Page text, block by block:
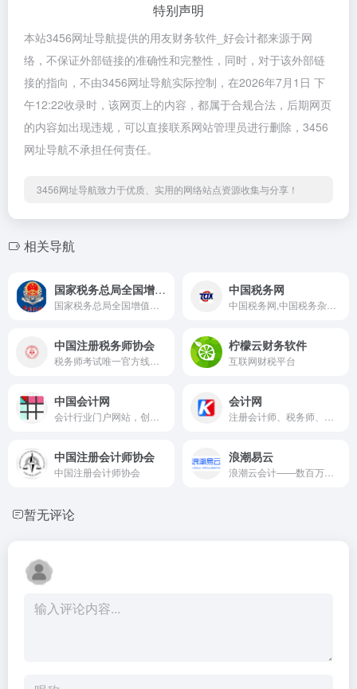
特别声明
本站3456网址导航提供的用友财务软件_好会计都来源于网
络，不保证外部链接的准确性和完整性，同时，对于该外部链
接的指向，不由3456网址导航实际控制，在2026年7月1日 下
午12:22收录时，该网页上的内容，都属于合规合法，后期网页
的内容如出现违规，可以直接联系网站管理员进行删除，3456
网址导航不承担任何责任。
3456网址导航致力于优质、实用的网络站点资源收集与分享！
相关导航
国家税务总局全国增值税发票查验平台 中国税务网
中国注册税务师协会 柠檬云财务软件
互联网财税平台
中国会计网 会计网
中国注册会计师协会
中国注册会计师协会
浪潮易云
暂无评论